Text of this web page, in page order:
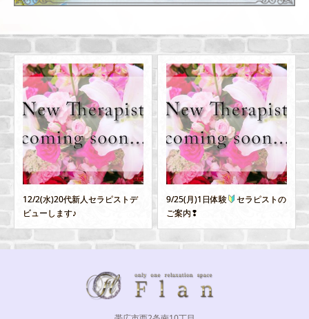
9/25(月)1日体験
セラピストの
ご案内❢
10/9(月)～10/12(木)北見店から
絶対的N...